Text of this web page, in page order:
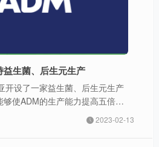
生菌、后生元生产
开设了一家益生菌、后生元生产
使ADM的生产能力提高五倍以
2023-02-13